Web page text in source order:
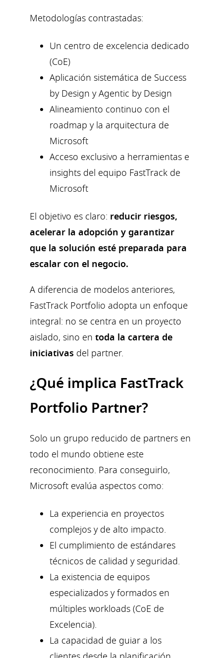
Metodologías contrastadas:
Un centro de excelencia dedicado
(CoE)
Aplicación sistemática de Success
by Design y Agentic by Design
Alineamiento continuo con el
roadmap y la arquitectura de
Microsoft
Acceso exclusivo a herramientas e
insights del equipo FastTrack de
Microsoft
El objetivo es claro: reducir riesgos,
acelerar la adopción y garantizar
que la solución esté preparada para
escalar con el negocio.
A diferencia de modelos anteriores,
FastTrack Portfolio adopta un enfoque
integral: no se centra en un proyecto
aislado, sino en toda la cartera de
iniciativas del partner.
¿Qué implica FastTrack
Portfolio Partner?
Solo un grupo reducido de partners en
todo el mundo obtiene este
reconocimiento. Para conseguirlo,
Microsoft evalúa aspectos como:
La experiencia en proyectos
complejos y de alto impacto.
El cumplimiento de estándares
técnicos de calidad y seguridad.
La existencia de equipos
especializados y formados en
múltiples workloads (CoE de
Excelencia).
La capacidad de guiar a los